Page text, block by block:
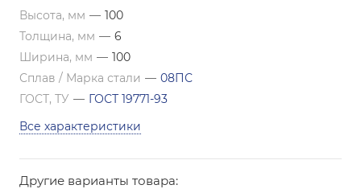
Высота, мм — 100
Толщина, мм — 6
Ширина, мм — 100
Сплав / Марка стали — 08ПС
ГОСТ, ТУ — ГОСТ 19771-93
Все характеристики
Другие варианты товара: